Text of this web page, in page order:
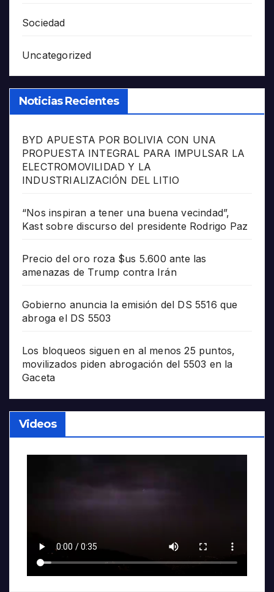
Sociedad
Uncategorized
Noticias Recientes
BYD APUESTA POR BOLIVIA CON UNA
PROPUESTA INTEGRAL PARA IMPULSAR LA
ELECTROMOVILIDAD Y LA
INDUSTRIALIZACIÓN DEL LITIO
“Nos inspiran a tener una buena vecindad”,
Kast sobre discurso del presidente Rodrigo Paz
Precio del oro roza $us 5.600 ante las
amenazas de Trump contra Irán
Gobierno anuncia la emisión del DS 5516 que
abroga el DS 5503
Los bloqueos siguen en al menos 25 puntos,
movilizados piden abrogación del 5503 en la
Gaceta
Videos